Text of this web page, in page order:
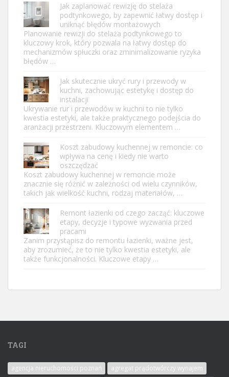
Jak zaplanować rewizję do stelaża
podtynkowego, by zapewnić łatwy dostęp i
uniknąć błędów montażowych
Planowanie rewizji do stelaża podtynkowego to
kluczowy krok, który pozwala na łatwy dostęp do
mechanizmów spłuczki oraz zminimalizowanie ryzyka
błędów …
Jak skutecznie ukryć rury i przewody w
kuchni, zachowując estetykę i dostęp do
instalacji
Ukrywanie rur i przewodów w kuchni to nie tylko
kwestia estetyki, ale także praktycznego podejścia do
aranżacji przestrzeni. Kluczowym elementem …
Koszt zabudowy kuchennej w remoncie: co
wpływa na cenę i kiedy nie warto
oszczędzać
Koszt zabudowy kuchennej w remoncie może
znacznie się różnić w zależności od wielu czynników,
takich jak wielkość kuchni, rodzaj materiałów, …
Remont łazienki od czego zacząć: kluczowe
etapy, decyzje i typowe wyzwania przed
pracami
Zanim przystąpisz do remontu łazienki, ważne jest,
aby zrozumieć, że to nie tylko kwestia estetyki, ale
także funkcjonalności. Kluczowe etapy …
TAGI
agencja nieruchomości poznań
agregat prądotwórczy wynajem